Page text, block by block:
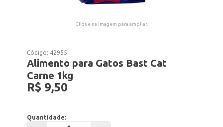
Clique na imagem para ampliar.
Código: 42955
Alimento para Gatos Bast Cat
Carne 1kg
R$ 9,50
Quantidade: